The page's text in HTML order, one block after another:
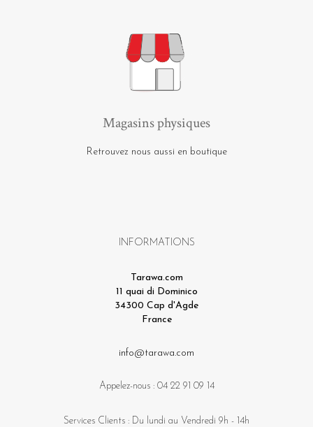
Magasins physiques
Retrouvez nous aussi en boutique
INFORMATIONS
Tarawa.com
11 quai di Dominico
34300 Cap d'Agde
France
info@tarawa.com
Appelez-nous : 04 22 91 09 14
Services Clients : Du lundi au Vendredi 9h - 14h